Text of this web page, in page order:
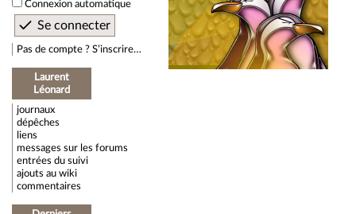
Connexion automatique
Pas de compte ? S’inscrire…
Laurent
Léonard
journaux
dépêches
liens
messages sur les forums
entrées du suivi
ajouts au wiki
commentaires